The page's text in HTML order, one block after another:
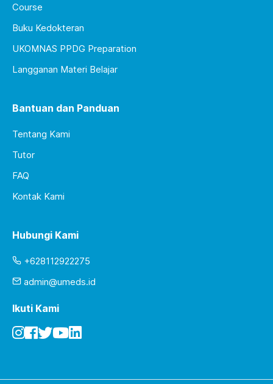
Course
Buku Kedokteran
UKOMNAS PPDG Preparation
Langganan Materi Belajar
Bantuan dan Panduan
Tentang Kami
Tutor
FAQ
Kontak Kami
Hubungi Kami
+628112922275
admin@umeds.id
Ikuti Kami